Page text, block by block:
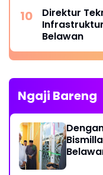
Direktur
Belawan
Ngaji Bareng